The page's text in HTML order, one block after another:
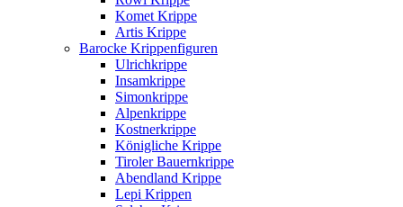
Komet Krippe
Artis Krippe
Barocke Krippenfiguren
Ulrichkrippe
Insamkrippe
Simonkrippe
Alpenkrippe
Kostnerkrippe
Königliche Krippe
Tiroler Bauernkrippe
Abendland Krippe
Lepi Krippen